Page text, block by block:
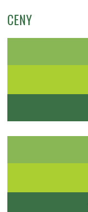
CENY